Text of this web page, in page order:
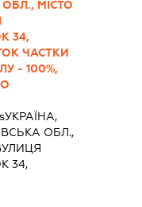
МІСТО
34,
ЧАСТКИ
- 100%,
УКРАЇНА,
ОБЛ.,
34,